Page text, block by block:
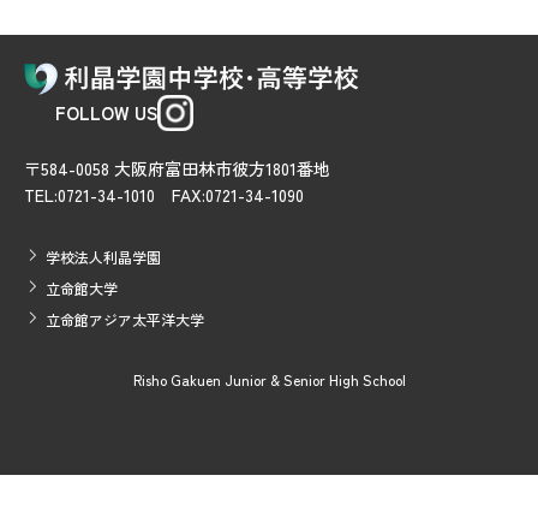
FOLLOW US
〒584-0058 大阪府富田林市彼方1801番地
TEL:0721-34-1010 FAX:0721-34-1090
学校法人利晶学園
立命館大学
立命館アジア太平洋大学
Risho Gakuen Junior & Senior High School